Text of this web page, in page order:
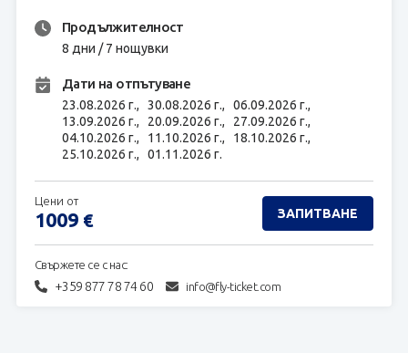
Продължителност
8 дни / 7 нощувки
Дати на отпътуване
23.08.2026 г., 30.08.2026 г., 06.09.2026 г.,
13.09.2026 г., 20.09.2026 г., 27.09.2026 г.,
04.10.2026 г., 11.10.2026 г., 18.10.2026 г.,
25.10.2026 г., 01.11.2026 г.
Свържете се с нас:
+359 877 78 74 60 info@fly-ticket.com
Цени от
1009 € ЗАПИТВАНЕ